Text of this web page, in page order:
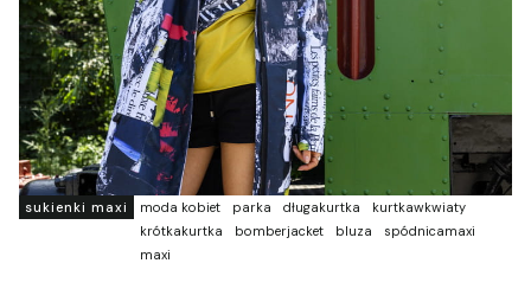
sukienki maxi moda kobiet parka długakurtka
kurtkawkwiaty
krótkakurtka
bomberjacket bluza
spódnicamaxi
maxi